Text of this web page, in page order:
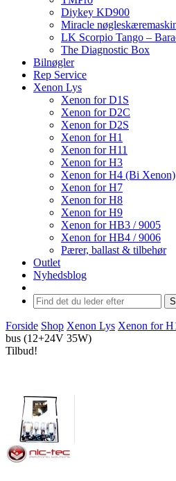
Diykey KD900
Miracle
LK Scorpio Tango –
The Diagnostic Box
Bilnøgler
Rep Service
Xenon Lys
Xenon for D1S
Xenon for D2C
Xenon for D2S
Xenon for H1
Xenon for H11
Xenon for H3
Xenon for H4 (Bi Xenon)
Xenon for H7
Xenon for H8
Xenon for H9
Xenon for HB3 / 9005
Xenon for HB4 / 9006
Pærer, ballast & tilbehør
Outlet
Nyhedsblog
Forside Shop Xenon Lys Xenon for
bus (12+24V 35W)
Tilbud!